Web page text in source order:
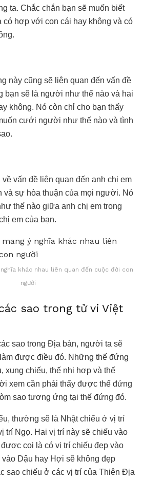
ta. Chắc chắn bạn sẽ muốn biết
có hợp với con cái hay không và có
này cũng sẽ liên quan đến vấn đề
bạn sẽ là người như thế nào và hai
không. Nó còn chỉ cho bạn thấy
cưới người như thế nào và tình
vấn đề liên quan đến anh chị em
và sự hòa thuận của mọi người. Nó
thế nào giữa anh chị em trong
em của bạn.
khác nhau liên quan đến cuộc đời con
người
sao trong tử vi Việt
sao trong Địa bàn, người ta sẽ
được điều đó. Những thế đứng
xung chiếu, thế nhị hợp và thế
xem cần phải thấy được thế đứng
sao tương ứng tại thế đứng đó.
thường sẽ là Nhật chiếu ở vị trí
trí Ngọ. Hai vị trí này sẽ chiếu vào
coi là có vị trí chiếu đẹp vào
Dậu hay Hợi sẽ không đẹp
sao chiếu ở các vị trí của Thiên Địa